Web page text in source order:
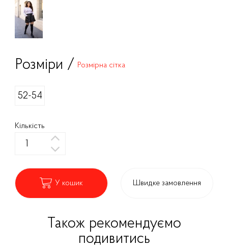
Розміри / Розмірна сітка
52-54
Кількість
У кошик Швидке замовлення
Також рекомендуємо
подивитись